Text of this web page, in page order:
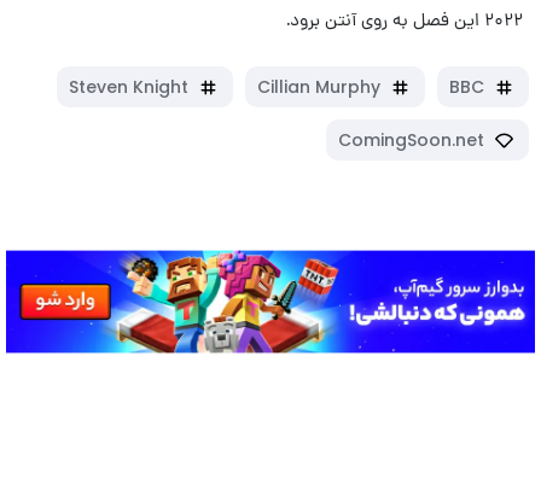
۲۰۲۲ این فصل به روی آنتن برود.
BBC
Cillian Murphy
Steven Knight
ComingSoon.net